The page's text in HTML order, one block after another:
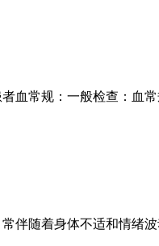
血常规：一般检查：血
伴随着身体不适和情绪